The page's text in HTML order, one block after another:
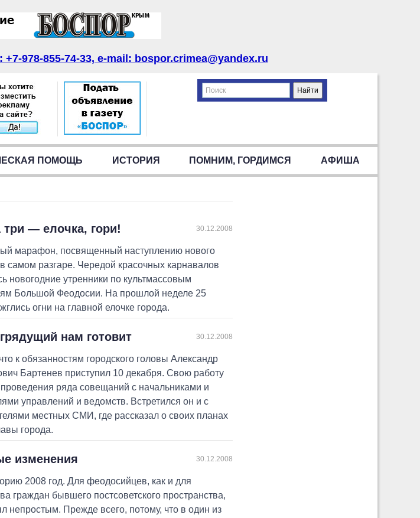
978-855-74-33, e-mail: bospor.crimea@yandex.ru
ПОМОЩЬ ИСТОРИЯ ПОМНИМ, ГОРДИМСЯ АФИША
три — елочка, гори! 30.12.2008
марафон, посвященный наступлению нового
самом разгаре. Чередой красочных карнавалов
новогодние утренники по культмассовым
Большой Феодосии. На прошлой неделе 25
огни на главной елочке города.
нам готовит 30.12.2008
к обязанностям городского головы Александр
Бартенев приступил 10 декабря. Свою работу
ряда совещаний с начальниками и
управлений и ведомств. Встретился он и с
местных СМИ, где рассказал о своих планах
города.
изменения 30.12.2008
2008 год. Для феодосийцев, как и для
граждан бывшего постсоветского пространства,
непростым. Прежде всего, потому, что в один из